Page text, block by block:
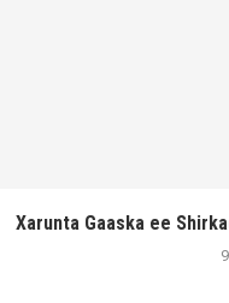
Xarunta Gaaska ee